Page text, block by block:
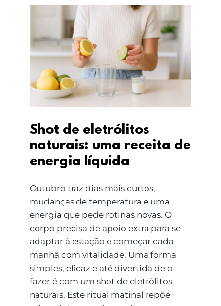
Shot de eletrólitos
naturais: uma receita
de energia líquida
Shot de eletrólitos
naturais: uma receita de
energia líquida
Outubro traz dias mais curtos,
mudanças de temperatura e uma
energia que pede rotinas novas. O
corpo precisa de apoio extra para se
adaptar à estação e começar cada
manhã com vitalidade. Uma forma
simples, eficaz e até divertida de o
fazer é com um shot de eletrólitos
naturais. Este ritual matinal repõe